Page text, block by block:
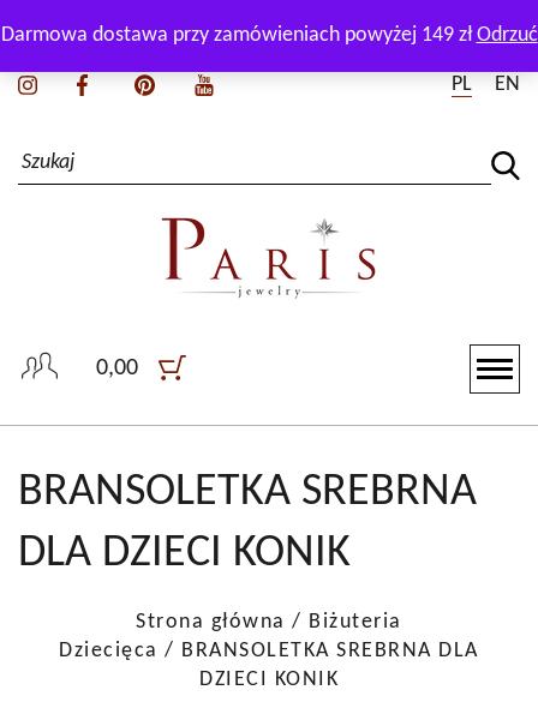
PL EN
0,00
BRANSOLETKA SREBRNA
DLA DZIECI KONIK
Strona główna / Biżuteria
Dziecięca / BRANSOLETKA SREBRNA DLA
DZIECI KONIK
Zadzwoń i zapytaj naszego doradcę:+48 511 165 550
Darmowa dostawa przy zamówieniach powyżej 149 złOdrzuć